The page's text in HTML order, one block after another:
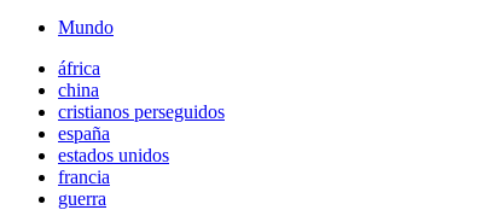
Mundo
áfrica
china
cristianos perseguidos
españa
estados unidos
francia
guerra